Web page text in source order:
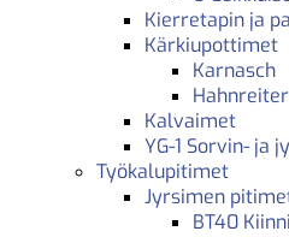
Kierretapin ja
Kärkiupottimet
Karnasch
Hahnreiter
Kalvaimet
YG-1 Sorvin- ja
Työkalupitimet
Jyrsimen
BT40